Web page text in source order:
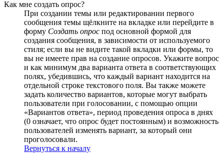
Как мне создать опрос?
При создании темы или редактировании первого
сообщения темы щёлкните на вкладке или перейдите в
форму Создать опрос под основной формой для
создания сообщения, в зависимости от используемого
стиля; если вы не видите такой вкладки или формы, то
вы не имеете прав на создание опросов. Укажите вопрос
и как минимум два варианта ответа в соответствующих
полях, убедившись, что каждый вариант находится на
отдельной строке текстового поля. Вы также можете
задать количество вариантов, которые могут выбрать
пользователи при голосовании, с помощью опции
«Вариантов ответа», период проведения опроса в днях
(0 означает, что опрос будет постоянным) и возможность
пользователей изменять вариант, за который они
проголосовали.
Вернуться к началу